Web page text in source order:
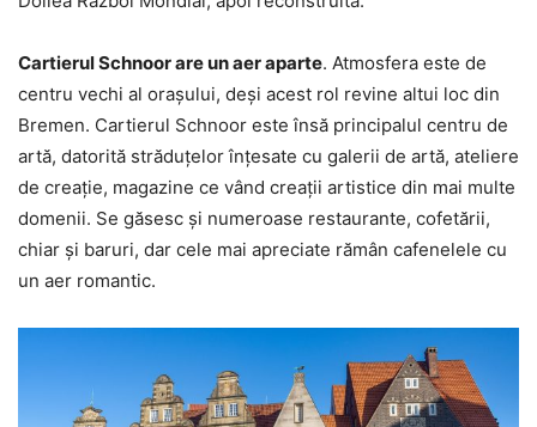
Cartierul Schnoor are un aer aparte. Atmosfera este de
centru vechi al orașului, deși acest rol revine altui loc din
Bremen. Cartierul Schnoor este însă principalul centru de
artă, datorită străduțelor înțesate cu galerii de artă, ateliere
de creație, magazine ce vând creații artistice din mai multe
domenii. Se găsesc și numeroase restaurante, cofetării,
chiar și baruri, dar cele mai apreciate rămân cafenelele cu
un aer romantic.